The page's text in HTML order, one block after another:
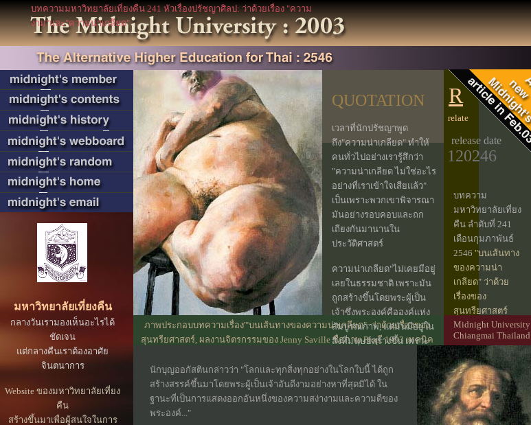
มหาวิทยาลัยเที่ยงคืน
กลางวันเรามองเห็นอะไรได้
ชัดเจน
แต่กลางคืนเราต้องอาศัย
จินตนาการ
Website ของมหาวิทยาลัยเที่ยง
คืน
สร้างขึ้นมาเพื่อผู้สนใจในการ
R
ภาพประกอบบทความเรื่อง'"บนเส้นทางของความน่าเกลียด": ว่าด้วยเรื่องของ
สุนทรียศาสตร์, ผลงานจิตรกรรมของ Jenny Saville ชื่อภาพ Prop.ี 1993 เทคนิค
relate
release date
120246
QUOTATION
เวลาที่นักปรัชญาพูด
ถึง"ความน่าเกลียด" ทำให้
คนทั่วไปอย่างเรารู้สึกว่า
"ความน่าเกลียด ไม่ใช่อะไร
อย่างที่เราเข้าใจเสียแล้ว"
เป็นเพราะพวกเขาพิจารณา
มันอย่างรอบคอบและถก
เถียงกันมานานใน
ประวัติศาสตร์
ความน่าเกลียด"ไม่เคยมีอยู่
เลยในธรรมชาติ เพราะมัน
ถูกสร้างขึ้นโดยพระผู้เป็น
เจ้าซึ่งพระองค์คือองค์แห่ง
สัมบูรณภาพ, แต่มันมีอยู่ใน
สิ่งที่มนุษย์สร้างขึ้น เพราะ
มนุษย์เป็นสิ่งที่ไม่สมบูรณ์...
(ตัดมาบางส่วนจาก
บทความ)
บทความ
มหาวิทยาลัยเที่ยง
คืน ลำดับที่ 241
เดือนกุมภาพันธ์
2546 "บนเส้นทาง
ของความน่า
เกลียด" ว่าด้วย
เรื่องของ
สุนทรียศาสตร์
สมเกียรติ ตั้งนโม :
เรียบเรียง,
(กระบวนวิชา
ปรัชญาศิลปะ และ
ศิลปวิจารณ์) คณะ
วิจิตรศิลป์ มช.
Midnight University
Chiangmai Thailand
นักบุญออกัสตินกล่าวว่า "โลกและทุกสิ่งทุกอย่างในโลกใบนี้ ได้ถูก
สร้างสรรค์ขึ้นมาโดยพระผู้เป็นเจ้าอันดีงามอย่างหาที่สุดมิได้ ใน
ฐานะที่เป็นการแสดงออกอันหนึ่งของความสง่างามและความดีของ
พระองค์..."
บทความมหาวิทยาลัยเที่ยงคืน 241 หัวเรื่องปรัชญาศิลป: ว่าด้วยเรื่อง "ความ
งาม"และ"ความน่าเกลียด"